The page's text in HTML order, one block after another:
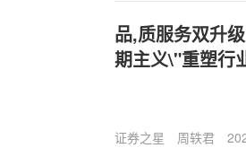
品,质服务双升
期主义\"重塑行
证券之星 周轶君